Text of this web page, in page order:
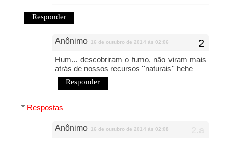
Responder
Anônimo 16 de outubro de 2014 às 02:06
Hum... descobriram o fumo, não viram mais
atrás de nossos recursos ''naturais'' hehe
Responder
Respostas
Anônimo 16 de outubro de 2014 às 02:08